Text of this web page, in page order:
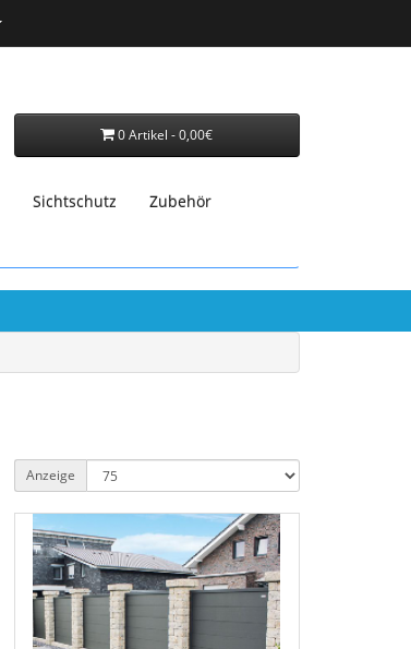
0 Artikel - 0,00€
Sichtschutz Zubehör
Anzeige